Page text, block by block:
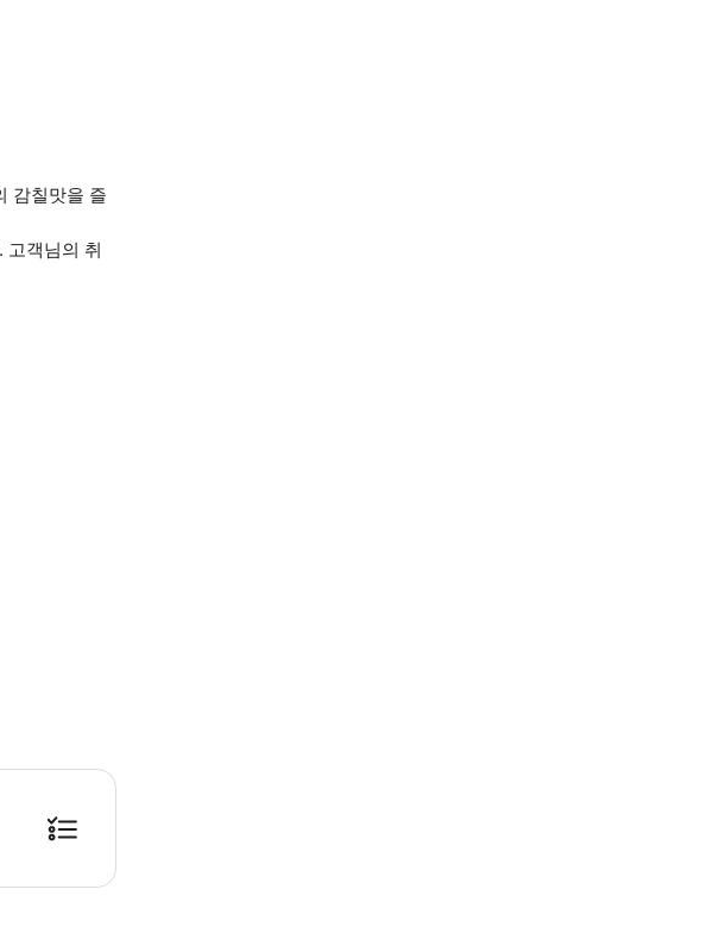
감칠맛을 즐
고객님의 취
요. ·저희 코스는 2명 이상 예약하셔야 합니다. ·메뉴는 구입 상황 등에 따라 변경될 수 있습니다.